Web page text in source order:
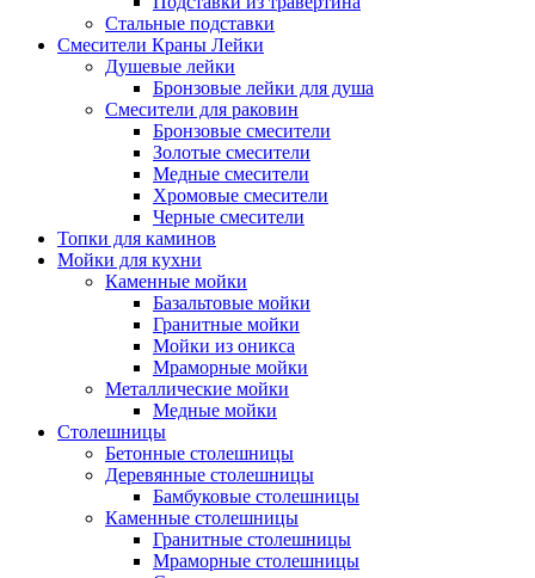
Стальные подставки
Смесители Краны Лейки
Душевые лейки
Бронзовые лейки для душа
Смесители для раковин
Бронзовые смесители
Золотые смесители
Медные смесители
Хромовые смесители
Черные смесители
Топки для каминов
Мойки для кухни
Каменные мойки
Базальтовые мойки
Гранитные мойки
Мойки из оникса
Мраморные мойки
Металлические мойки
Медные мойки
Столешницы
Бетонные столешницы
Деревянные столешницы
Бамбуковые столешницы
Каменные столешницы
Гранитные столешницы
Мраморные столешницы